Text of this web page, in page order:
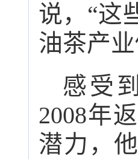
说，“这
油茶产
感受
2008年
潜力，